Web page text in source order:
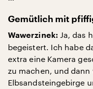
Gemütlich mit
Wawerzinek: Ja, das
begeistert. Ich habe
extra eine Kamera
zu machen, und dann
Elbsandsteingebirge